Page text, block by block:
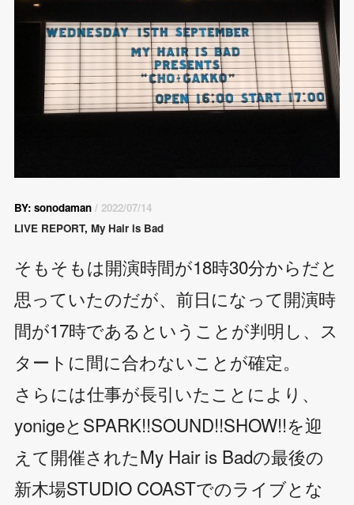
BY: sonodaman/ 2022/07/14
LIVE REPORT, My Hair is Bad
そもそもは開演時間が18時30分からだと
思っていたのだが、前日になって開演時
間が17時であるということが判明し、ス
タートに間に合わないことが確定。
さらには仕事が長引いたことにより、
yonigeとSPARK!!SOUND!!SHOW!!を迎
えて開催されたMy Hair is Badの最後の
新木場STUDIO COASTでのライブとな